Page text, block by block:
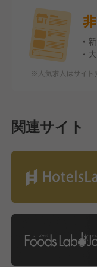
関連サイト